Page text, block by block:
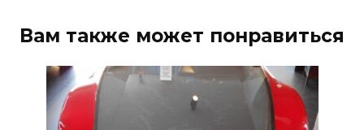
Вам также может понравиться